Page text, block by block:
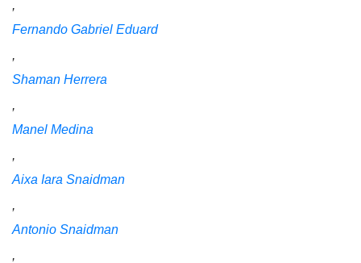
,
Fernando Gabriel Eduard
,
Shaman Herrera
,
Manel Medina
,
Aixa Iara Snaidman
,
Antonio Snaidman
,